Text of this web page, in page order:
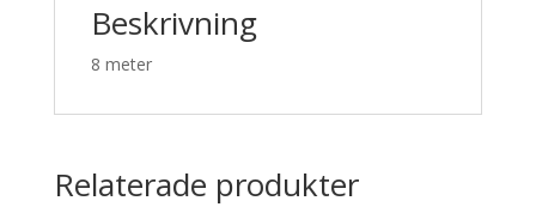
Beskrivning
8 meter
Relaterade produkter